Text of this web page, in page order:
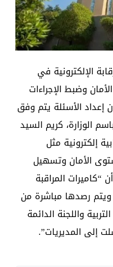
الإلكترونية في
وضبط الإجراءات
إعداد الأسئلة يتم وفق
الوزارة، كريم السيد
إلكترونية مثل
الأمان وتسهيل
“كاميرات المراقبة
ويتم رصدها مباشرة من
واللجنة الدائمة
إلى المديريات”.